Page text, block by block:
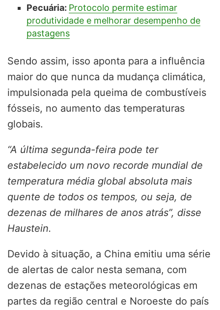
Pecuária: Protocolo permite estimar
produtividade e melhorar desempenho de
pastagens
Sendo assim, isso aponta para a influência
maior do que nunca da mudança climática,
impulsionada pela queima de combustíveis
fósseis, no aumento das temperaturas
globais.
“A última segunda-feira pode ter
estabelecido um novo recorde mundial de
temperatura média global absoluta mais
quente de todos os tempos, ou seja, de
dezenas de milhares de anos atrás”, disse
Haustein.
Devido à situação, a China emitiu uma série
de alertas de calor nesta semana, com
dezenas de estações meteorológicas em
partes da região central e Noroeste do país